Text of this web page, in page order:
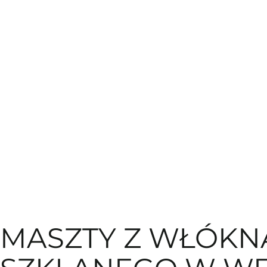
MASZTY Z